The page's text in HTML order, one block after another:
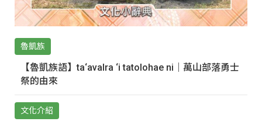
魯凱族
【魯凱族語】ta‘avalra ‘i tatolohae ni｜萬山部落勇士
祭的由來
文化介紹